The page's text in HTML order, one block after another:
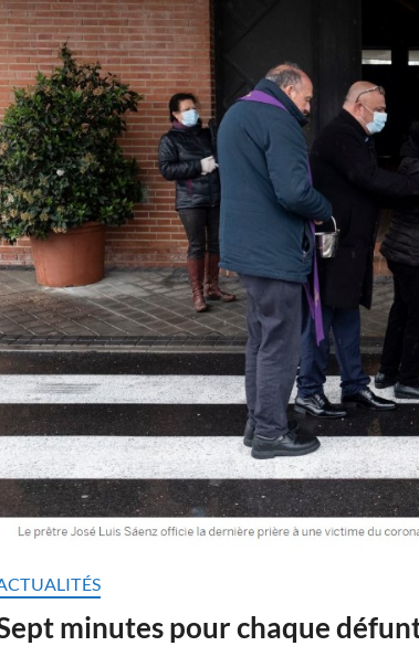
minutes pour chaque